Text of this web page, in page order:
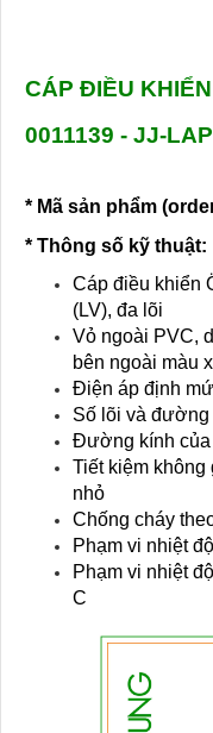
CÁP ĐIỀU
0011139 - JJ-
* Mã sản phẩm
* Thông số kỹ thuật:
Cáp điều khiển
(LV), đa lõi
Vỏ ngoài PVC,
bên ngoài màu
Điện áp định
Số lõi và đường
Đường kính của
Tiết kiệm
nhỏ
Chống cháy
Phạm vi nhiệt
Phạm vi nhiệt
C